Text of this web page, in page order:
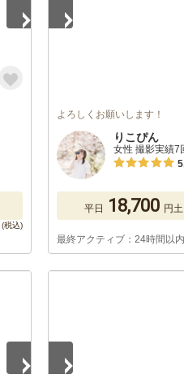
よろしくお願いします！
りこぴん
女性 撮影実績7
平日 18,700 円
最終アクティブ：24時間以内